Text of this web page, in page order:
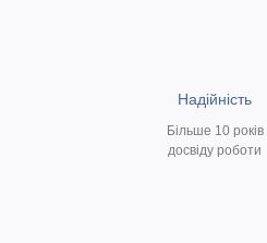
Надійність
Більше 10 років
досвіду роботи